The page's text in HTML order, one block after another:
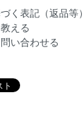
く表記（返品等）
える
い合わせる